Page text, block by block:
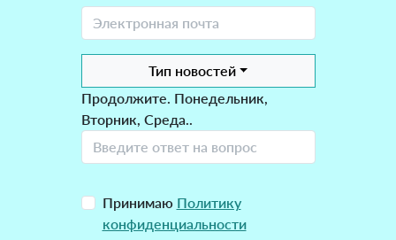
Тип новостей
Продолжите. Понедельник,
Вторник, Среда..
Принимаю Политику
конфиденциальности